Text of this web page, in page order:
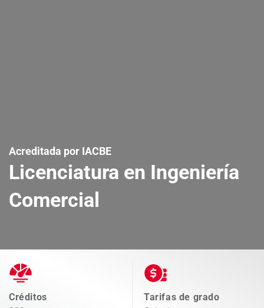
Acreditada por IACBE
Licenciatura en Ingeniería
Comercial
Créditos
Tarifas de grado